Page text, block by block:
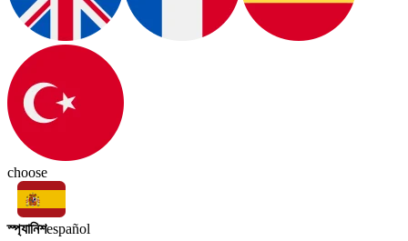
choose
স্প্যানিশespañol